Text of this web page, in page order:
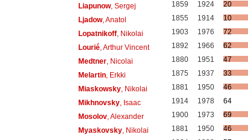
Liapunow, Sergej 1859 1924
20
Ljadow, Anatol 1855 1914
10
Lopatnikoff, Nikolai 1903 1976
72
Lourié, Arthur Vincent 1892 1966
62
Medtner, Nicolai 1880 1951
47
Melartin, Erkki 1875 1937
33
Miaskowsky, Nikolai 1881 1950
46
Mikhnovsky, Isaac 1914 1978
64
Mosolov, Alexander 1900 1973
69
Myaskovsky, Nikolai 1881 1950
46